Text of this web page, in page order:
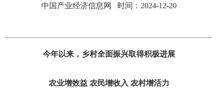
中国产业经济信息网 时间：2024-12-20
今年以来，乡村全面振兴取得积极进展
农业增效益 农民增收入 农村增活力